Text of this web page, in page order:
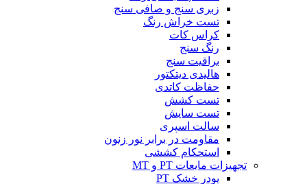
زبری سنج و صافی سنج
تست خراش رنگ
کراس کات
رنگ سنج
براقیت سنج
هالیدی دیتکتور
حفاظت کاتدی
تست کشش
تست سایش
سالت اسپری
مقاومت در برابر نور زنون
استحکام کششی
تجهیزات مایعات PT و MT
پودر خشک PT